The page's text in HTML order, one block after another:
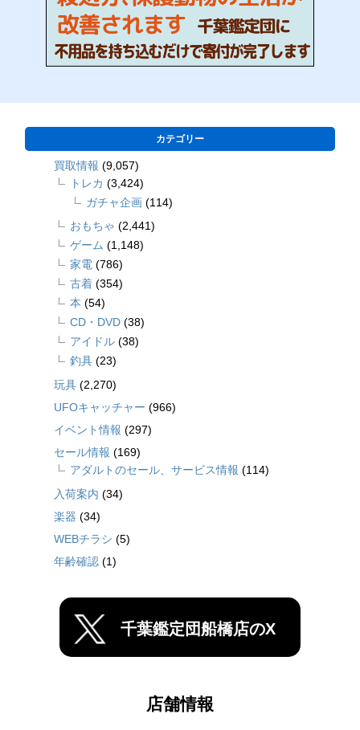
カテゴリー
買取情報 (9,057)
トレカ (3,424)
ガチャ企画 (114)
おもちゃ (2,441)
ゲーム (1,148)
家電 (786)
古着 (354)
本 (54)
CD・DVD (38)
アイドル (38)
釣具 (23)
玩具 (2,270)
UFOキャッチャー (966)
イベント情報 (297)
セール情報 (169)
アダルトのセール、サービス情報 (114)
入荷案内 (34)
楽器 (34)
WEBチラシ (5)
年齢確認 (1)
千葉鑑定団船橋店のX
店舗情報